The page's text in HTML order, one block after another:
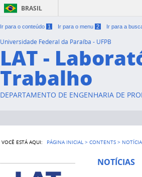
Ir para o conteúdo 1 Ir para o menu 2 Ir para a
BRASIL
Universidade Federal da Paraíba - UFPB
LAT -
Trabalho
DEPARTAMENTO DE ENGENHARIA DE
VOCÊ ESTÁ AQUI: PÁGINA INICIAL >CONTENTS >
NOTÍCIAS